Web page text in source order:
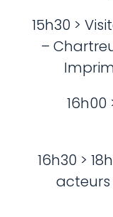
15h30 >
–
16h30 >
acteurs